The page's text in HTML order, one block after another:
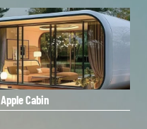
Apple Cabin